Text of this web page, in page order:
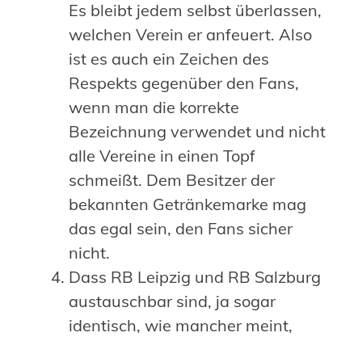
Es bleibt jedem selbst überlassen,
welchen Verein er anfeuert. Also
ist es auch ein Zeichen des
Respekts gegenüber den Fans,
wenn man die korrekte
Bezeichnung verwendet und nicht
alle Vereine in einen Topf
schmeißt. Dem Besitzer der
bekannten Getränkemarke mag
das egal sein, den Fans sicher
nicht.
Dass RB Leipzig und RB Salzburg
austauschbar sind, ja sogar
identisch, wie mancher meint,